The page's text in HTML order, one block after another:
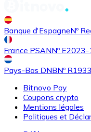
USD Coin
USDC
Banque d'EspagneNº
France PSANNº
Pays-Bas DNBNº
Bitnovo Pay
Coupons crypto
Mentions légales
Politiques et